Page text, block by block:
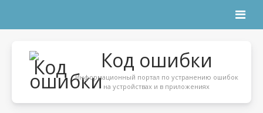
Код ошибки
Информационный портал по устранению ошибок
на устройствах и в приложениях